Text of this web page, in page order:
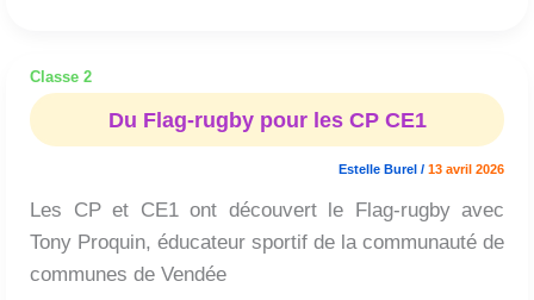
Classe 2
Du Flag-rugby pour les CP CE1
Estelle Burel / 13 avril 2026
Les CP et CE1 ont découvert le Flag-rugby avec
Tony Proquin, éducateur sportif de la communauté de
communes de Vendée
Flag-
rugby
CP
CE1